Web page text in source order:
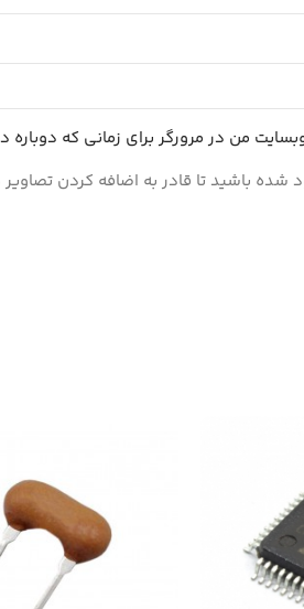
من در مرورگر برای زمانی که
شده باشید تا قادر به اضافه کردن